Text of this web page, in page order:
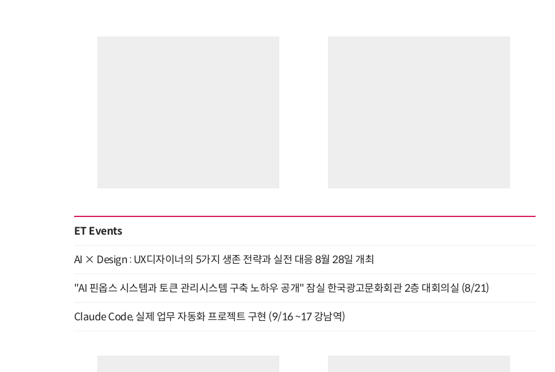
ET Events
AI × Design : UX디자이너의 5가지 생존 전략과 실전 대응 8월 28일 개최
"AI 핀옵스 시스템과 토큰 관리시스템 구축 노하우 공개" 잠실 한국광고문화회관 2층 대회의실 (8/21)
Claude Code, 실제 업무 자동화 프로젝트 구현 (9/16 ~17 강남역)